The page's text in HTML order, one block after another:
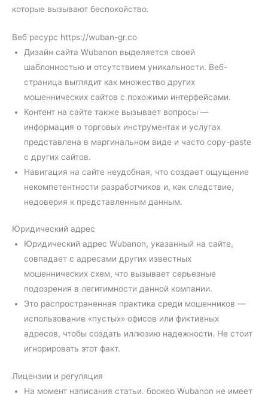
которые вызывают беспокойство.
Веб ресурс https://wuban-gr.co
Дизайн сайта Wubanon выделяется своей
шаблонностью и отсутствием уникальности. Веб-
страница выглядит как множество других
мошеннических сайтов с похожими интерфейсами.
Контент на сайте также вызывает вопросы —
информация о торговых инструментах и услугах
представлена в маргинальном виде и часто copy-paste
с других сайтов.
Навигация на сайте неудобная, что создает ощущение
некомпетентности разработчиков и, как следствие,
недоверия к представленным данным.
Юридический адрес
Юридический адрес Wubanon, указанный на сайте,
совпадает с адресами других известных
мошеннических схем, что вызывает серьезные
подозрения в легитимности данной компании.
Это распространенная практика среди мошенников —
использование «пустых» офисов или фиктивных
адресов, чтобы создать иллюзию надежности. Не стоит
игнорировать этот факт.
Лицензии и регуляция
На момент написания статьи, брокер Wubanon не имеет